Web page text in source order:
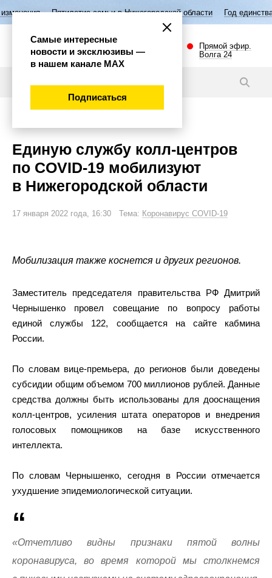
семьи в Нижегородской области Год единства народов
Прямой эфир.
Волга 24
Единую службу колл-центров
по COVID-19 мобилизуют
в Нижегородской области
17 января 2022 года, 16:30 Тема: Коронавирус COVID-19
Мобилизация также коснется и других регионов.
Заместитель председателя правительства РФ Дмитрий
Чернышенко провел совещание по вопросу работы
единой службы 122, сообщается на сайте кабмина
России.
По словам вице-премьера, до регионов были доведены
субсидии общим объемом 700 миллионов рублей. Данные
средства должны быть использованы для дооснащения
колл-центров, усиления штата операторов и внедрения
голосовых помощников на базе искусственного
интеллекта.
По словам Чернышенко, сегодня в России отмечается
ухудшение эпидемиологической ситуации.
«Отчетливо видны признаки пятой волны
коронавируса, во время которой мы столкнемся
Самые интересные
новости и эксклюзивы —
в нашем канале МАХ
Подписаться